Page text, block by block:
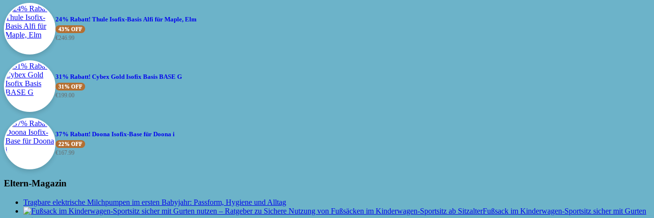
24% Rabatt! Thule Isofix-Basis Alfi für Maple, Elm
43% OFF
€246.99
31% Rabatt! Cybex Gold Isofix Basis BASE G
31% OFF
€199.00
37% Rabatt! Doona Isofix-Base für Doona i
22% OFF
€167.99
Eltern-Magazin
Tragbare elektrische Milchpumpen im ersten Babyjahr: Passform, Hygiene und Alltag
Fußsack im Kinderwagen-Sportsitz sicher mit Gurten